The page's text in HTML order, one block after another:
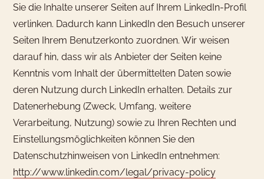
Sie die Inhalte unserer Seiten auf Ihrem LinkedIn-Profil
verlinken. Dadurch kann LinkedIn den Besuch unserer
Seiten Ihrem Benutzerkonto zuordnen. Wir weisen
darauf hin, dass wir als Anbieter der Seiten keine
Kenntnis vom Inhalt der übermittelten Daten sowie
deren Nutzung durch LinkedIn erhalten. Details zur
Datenerhebung (Zweck, Umfang, weitere
Verarbeitung, Nutzung) sowie zu Ihren Rechten und
Einstellungsmöglichkeiten können Sie den
Datenschutzhinweisen von LinkedIn entnehmen:
http://www.linkedin.com/legal/privacy-policy